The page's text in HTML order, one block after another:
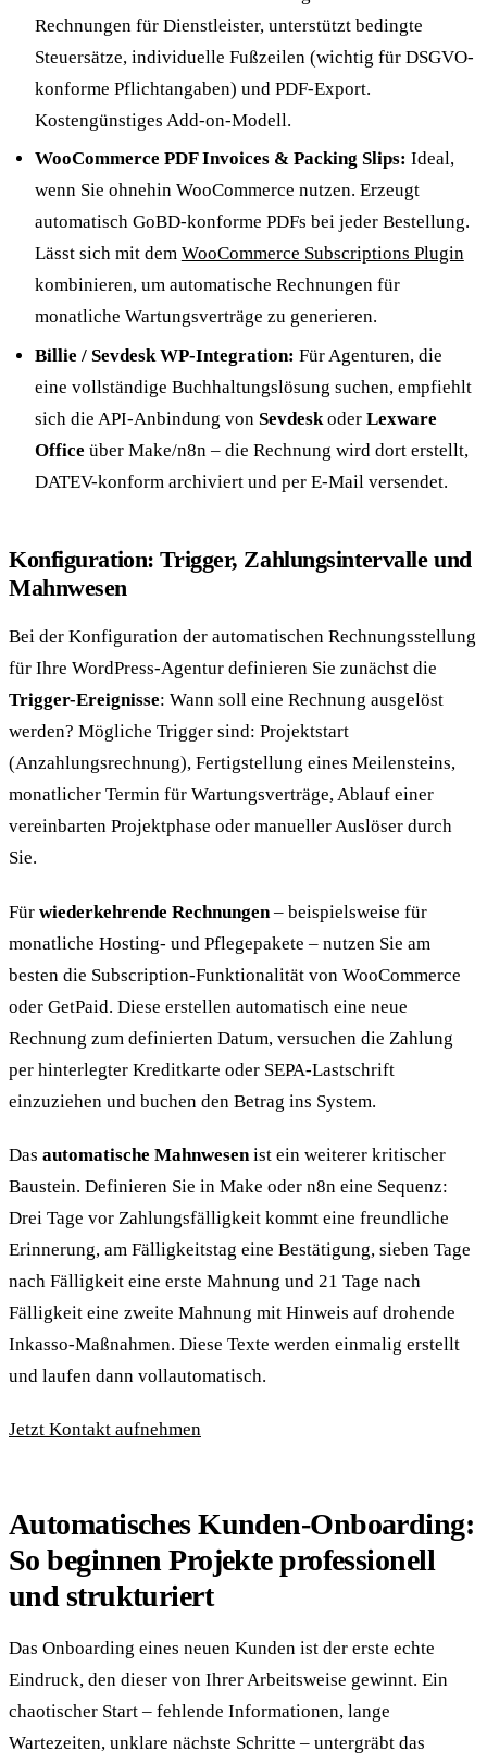
Rechnungen für Dienstleister, unterstützt bedingte
Steuersätze, individuelle Fußzeilen (wichtig für DSGVO-
konforme Pflichtangaben) und PDF-Export.
Kostengünstiges Add-on-Modell.
WooCommerce PDF Invoices & Packing Slips: Ideal,
wenn Sie ohnehin WooCommerce nutzen. Erzeugt
automatisch GoBD-konforme PDFs bei jeder Bestellung.
Lässt sich mit dem WooCommerce Subscriptions Plugin
kombinieren, um automatische Rechnungen für
monatliche Wartungsverträge zu generieren.
Billie / Sevdesk WP-Integration: Für Agenturen, die
eine vollständige Buchhaltungslösung suchen, empfiehlt
sich die API-Anbindung von Sevdeskoder Lexware
Office über Make/n8n – die Rechnung wird dort erstellt,
DATEV-konform archiviert und per E-Mail versendet.
Konfiguration: Trigger, Zahlungsintervalle und
Mahnwesen
Bei der Konfiguration der automatischen Rechnungsstellung
für Ihre WordPress-Agentur definieren Sie zunächst die
Trigger-Ereignisse: Wann soll eine Rechnung ausgelöst
werden? Mögliche Trigger sind: Projektstart
(Anzahlungsrechnung), Fertigstellung eines Meilensteins,
monatlicher Termin für Wartungsverträge, Ablauf einer
vereinbarten Projektphase oder manueller Auslöser durch
Sie.
Für wiederkehrende Rechnungen – beispielsweise für
monatliche Hosting- und Pflegepakete – nutzen Sie am
besten die Subscription-Funktionalität von WooCommerce
oder GetPaid. Diese erstellen automatisch eine neue
Rechnung zum definierten Datum, versuchen die Zahlung
per hinterlegter Kreditkarte oder SEPA-Lastschrift
einzuziehen und buchen den Betrag ins System.
Das automatische Mahnwesenist ein weiterer kritischer
Baustein. Definieren Sie in Make oder n8n eine Sequenz:
Drei Tage vor Zahlungsfälligkeit kommt eine freundliche
Erinnerung, am Fälligkeitstag eine Bestätigung, sieben Tage
nach Fälligkeit eine erste Mahnung und 21 Tage nach
Fälligkeit eine zweite Mahnung mit Hinweis auf drohende
Inkasso-Maßnahmen. Diese Texte werden einmalig erstellt
und laufen dann vollautomatisch.
Jetzt Kontakt aufnehmen
Automatisches Kunden-Onboarding:
So beginnen Projekte professionell
und strukturiert
Das Onboarding eines neuen Kunden ist der erste echte
Eindruck, den dieser von Ihrer Arbeitsweise gewinnt. Ein
chaotischer Start – fehlende Informationen, lange
Wartezeiten, unklare nächste Schritte – untergräbt das